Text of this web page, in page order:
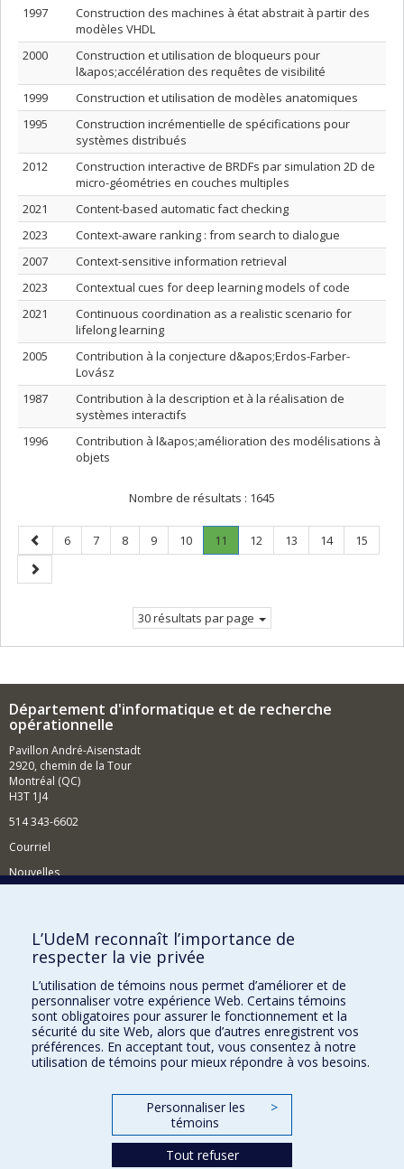
1997
Construction des machines à état abstrait à partir des
modèles VHDL
2000
Construction et utilisation de bloqueurs pour
l&apos;accélération des requêtes de visibilité
1999
Construction et utilisation de modèles anatomiques
1995
Construction incrémentielle de spécifications pour
systèmes distribués
2012
Construction interactive de BRDFs par simulation 2D de
micro-géométries en couches multiples
2021
Content-based automatic fact checking
2023
Context-aware ranking : from search to dialogue
2007
Context-sensitive information retrieval
2023
Contextual cues for deep learning models of code
2021
Continuous coordination as a realistic scenario for
lifelong learning
2005
Contribution à la conjecture d&apos;Erdos-Farber-
Lovász
1987
Contribution à la description et à la réalisation de
systèmes interactifs
1996
Contribution à l&apos;amélioration des modélisations à
objets
Nombre de résultats : 1645
Page
précédente
Page
6 Page
7 Page
8 Page
9 Page
10 Page
11
Page
Page
12 Page
13 Page
14 Page
15
Page
suivante
30 résultats par page
Département d'informatique et de recherche
opérationnelle
Pavillon André-Aisenstadt
2920, chemin de la Tour
Montréal (QC)
H3T 1J4
514 343-6602
Courriel
Nouvelles
Comment soutenir le Département?
BESOIN D'AIDE?
Plan du site
Signaler une erreur
Accessibilité
FACULTÉ DES ARTS ET DES SCIENCES
Nos départements et écoles
L’UdeM reconnaît l’importance de
respecter la vie privée
L’utilisation de témoins nous permet d’améliorer et de
personnaliser votre expérience Web. Certains témoins
sont obligatoires pour assurer le fonctionnement et la
sécurité du site Web, alors que d’autres enregistrent vos
préférences. En acceptant tout, vous consentez à notre
utilisation de témoins pour mieux répondre à vos besoins.
Personnaliser les
témoins
>
Tout refuser